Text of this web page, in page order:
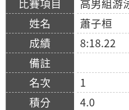
高男組游
蕭子桓
8:18.22
1
4.0